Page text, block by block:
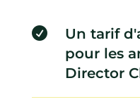

Un tarif
pour les
Director